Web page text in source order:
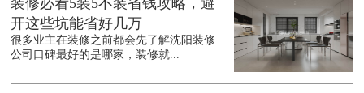
装修必看5装5不装省钱攻略，避
开这些坑能省好几万
很多业主在装修之前都会先了解沈阳装修
公司口碑最好的是哪家，装修就...